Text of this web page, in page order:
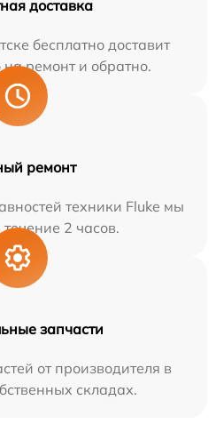
доставка
бесплатно доставит
на ремонт и обратно.
ремонт
техники Fluke мы
2 часов.
запчасти
от производителя в
складах.